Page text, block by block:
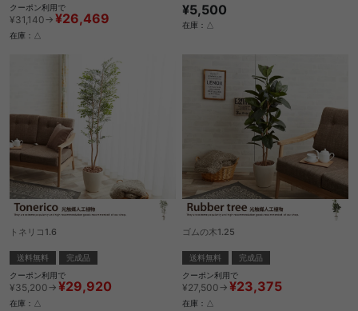
クーポン利用で
¥31,140→ ¥26,469
在庫：△
¥5,500
在庫：△
トネリコ1.6
送料無料
完成品
クーポン利用で
¥35,200→ ¥29,920
在庫：△
ゴムの木1.25
送料無料
完成品
クーポン利用で
¥27,500→ ¥23,375
在庫：△